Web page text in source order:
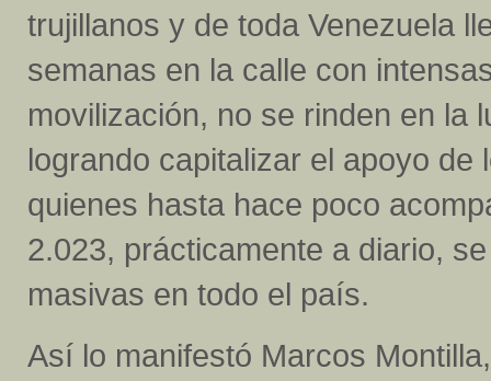
trujillanos y de toda Venezuela
semanas en la calle con
movilización, no se rinden en la
logrando capitalizar el apoyo
quienes hasta hace poco
2.023, prácticamente a diario,
masivas en todo el país.
Así lo manifestó Marcos